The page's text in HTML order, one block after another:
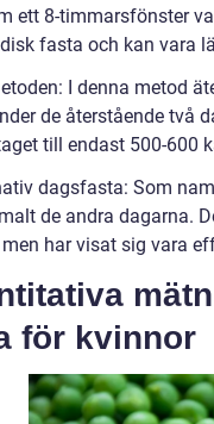
ett 8-timmarsfönster
fasta och kan vara
I denna metod
de återstående två
till endast 500-600
dagsfasta: Som
de andra dagarna.
men har visat sig vara
för kvinnor